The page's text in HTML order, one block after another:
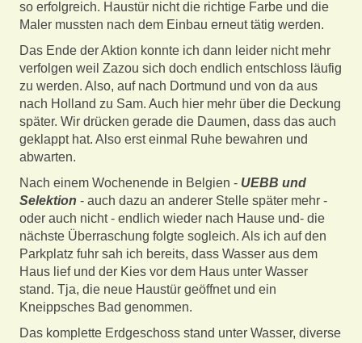
so erfolgreich. Haustür nicht die richtige Farbe und die
Maler mussten nach dem Einbau erneut tätig werden.
Das Ende der Aktion konnte ich dann leider nicht mehr
verfolgen weil Zazou sich doch endlich entschloss läufig
zu werden. Also, auf nach Dortmund und von da aus
nach Holland zu Sam. Auch hier mehr über die Deckung
später. Wir drücken gerade die Daumen, dass das auch
geklappt hat. Also erst einmal Ruhe bewahren und
abwarten.
Nach einem Wochenende in Belgien - UEBB und
Selektion - auch dazu an anderer Stelle später mehr -
oder auch nicht - endlich wieder nach Hause und- die
nächste Überraschung folgte sogleich. Als ich auf den
Parkplatz fuhr sah ich bereits, dass Wasser aus dem
Haus lief und der Kies vor dem Haus unter Wasser
stand. Tja, die neue Haustür geöffnet und ein
Kneippsches Bad genommen.
Das komplette Erdgeschoss stand unter Wasser, diverse